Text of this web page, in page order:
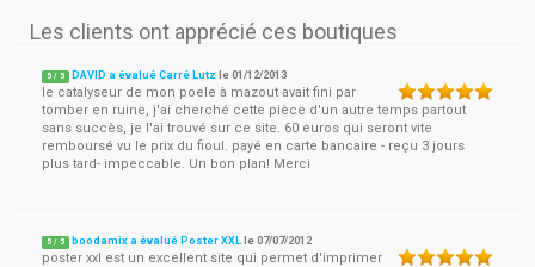
Les clients ont apprécié ces boutiques
5 / 5 DAVID a évalué Carré Lutz le01/12/2013
le catalyseur de mon poele à mazout avait fini par
tomber en ruine, j'ai cherché cette pièce d'un autre temps partout
sans succès, je l'ai trouvé sur ce site. 60 euros qui seront vite
remboursé vu le prix du fioul. payé en carte bancaire - reçu 3 jours
plus tard- impeccable. Un bon plan! Merci
5 / 5 boodamix a évalué Poster XXL le07/07/2012
poster xxl est un excellent site qui permet d'imprimer